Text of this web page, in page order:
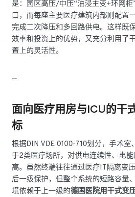
是：园区高压/中压“油浸主变+环网
口，而每座主要医疗建筑内部则配置
完成二次降压和多回路供电。这样既
效率和投资上的优势，又充分利用了
置上的灵活性。
—
面向医疗用房与ICU的干
标
根据DIN VDE 0100-710划分，手术室
于2类医疗场所，对供电连续性、电
高。虽然终端往往通过医疗IT隔离变
后一级保护，但整个系统的短路容量
境依赖于上一级的德国医院用干式变